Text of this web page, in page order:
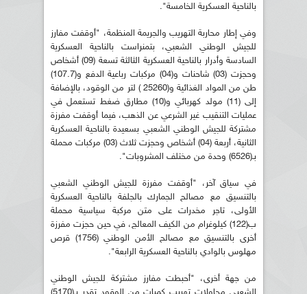
بالناحية العسكرية الخامسة".
وفي إطار محاربة التهريب والجريمة المنظمة، "أوقفت مفارز
للجيش الوطني الشعبي، بتمنراست بالناحية العسكرية
السادسة وأدرار بالناحية العسكرية الثالثة تسعة (09) أشخاص
وحجزت (03) شاحنات و(04) مركبات رباعية الدفع و(107.7)
طن من المواد الغذائية و(25260 ) لتر من الوقود، بالإضافة
إلى (11) مولد كهربائي و(10) مطارق ضغط تستعمل في
عمليات التنقيب غير الشرعي عن الذهب، فيما أوقفت مفرزة
مشتركة للجيش الوطني الشعبي بسعيدة بالناحية العسكرية
الثانية، أربعة (04) أشخاص وحجزت ثلاث (03) مركبات محملة
بـ(6526) وحدة من مختلف المشروبات".
في سياق آخر، "أوقفت مفرزة للجيش الوطني الشعبي
بالتنسيق مع مصالح الجمارك بالجلفة بالناحية العسكرية
الأولى، تاجر مخدرات على متن مركبة سياسية محملة
ب(122) كيلوغرام من الكيف المعالج، في حين حجزت مفرزة
أخرى بالتنسيق مع مصالح الأمن الوطني (1756) قرص
مهلوس بالوادي بالناحية العسكرية الرابعة".
من جهة أخرى، "أحبطت مفارز مشتركة للجيش الوطني